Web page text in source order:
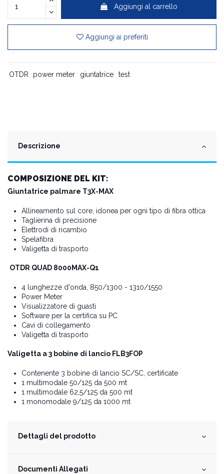
Aggiungi al carrello
Aggiungi ai preferiti
OTDR power meter giuntatrice test
Descrizione
COMPOSIZIONE DEL KIT:
Giuntatrice palmare T3X-MAX
Allineamento sul core, idonea per ogni tipo di fibra ottica
Taglierina di precisione
Elettrodi di ricambio
Spelafibra
Valigetta di trasporto
OTDR QUAD 8000MAX-Q1
4 lunghezze d'onda, 850/1300 - 1310/1550
Power Meter
Visualizzatore di guasti
Software per la certifica su PC
Cavi di collegamento
Valigetta di trasporto
Valigetta a 3 bobine di lancio FLB3FOP
Contenente 3 bobine di lancio SC/SC, certificate
1 multimodale 50/125 da 500 mt
1 multimodale 62,5/125 da 500 mt
1 monomodale 9/125 da 1000 mt
Dettagli del prodotto
Documenti Allegati